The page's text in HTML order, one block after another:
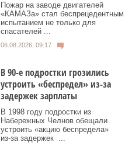
Пожар на заводе двигателей
«КАМАЗа» стал беспрецедентным
испытанием не только для
спасателей ...
06.08.2026, 09:17
В 90-е подростки грозились
устроить «беспредел» из-за
задержек зарплаты
В 1998 году подростки из
Набережных Челнов обещали
устроить «акцию беспредела»
из‑за задержек ...